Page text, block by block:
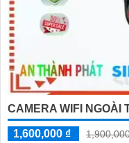
CAMERA WIFI NGOÀI
1,600,000 ₫